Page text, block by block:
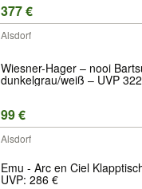
377 €
Alsdorf
Wiesner-Hager – nooi
dunkelgrau/weiß – UVP
99 €
Alsdorf
Emu - Arc en Ciel
UVP: 286 €